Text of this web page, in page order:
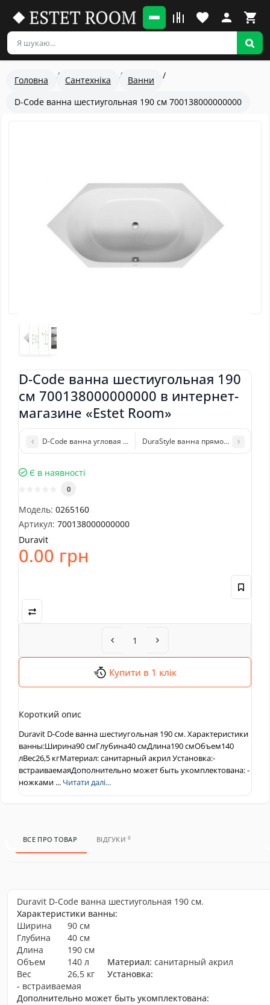
Головна Сантехніка
Ванни
D-Code ванна шестиугольная 190 см 700138000000000
D-Code ванна шестиугольная 190
см 700138000000000 в интернет-
магазине «Estet Room»
D-Code ванна угловая 140 см 700137000000000
DuraStyle ванна прямоугольная
Є в наявності
0
Модель: 0265160
Артикул: 700138000000000
Duravit
0.00 грн
Купити в 1 клік
Короткий опис
Duravit D-Code ванна шестиугольная 190 см. Характеристики
ванны:Ширина90 смГлубина40 смДлина190 смОбъем140
лВес26,5 кгМатериал: санитарный акрил Установка:-
встраиваемаяДополнительно может быть укомплектована: -
ножками ... Читати далі...
ВСЕ ПРО ТОВАР ВІДГУКИ0
Duravit D-Code ванна шестиугольная 190 см.
Характеристики ванны:
Ширина
90 см
Глубина
40 см
Длина
190 см
Объем
140 л
Вес
26,5 кг
Материал: санитарный акрил
Установка:
- встраиваемая
Дополнительно может быть укомплектована: